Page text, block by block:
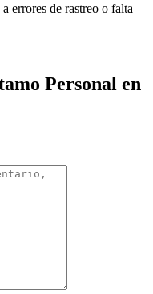
errores de rastreo o falta
Personal en